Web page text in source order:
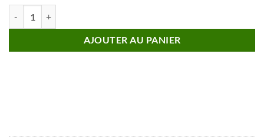
AJOUTER AU PANIER